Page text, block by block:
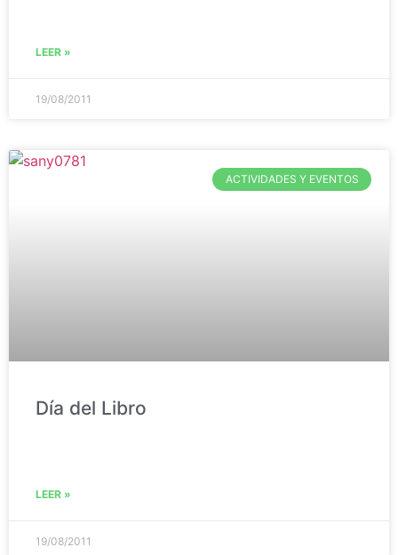
LEER »
19/08/2011
ACTIVIDADES Y EVENTOS
Día del Libro
LEER »
19/08/2011